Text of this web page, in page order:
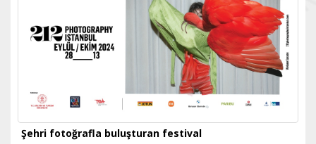
Şehri fotoğrafla buluşturan festival